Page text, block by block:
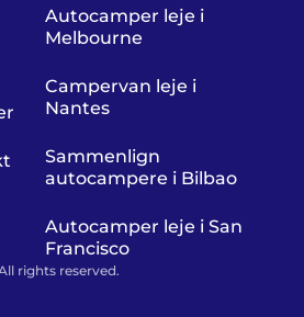
Autocamper leje i
Melbourne
Campervan leje i
Nantes
Sammenlign
autocampere i Bilbao
Autocamper leje i San
Francisco
rights reserved.